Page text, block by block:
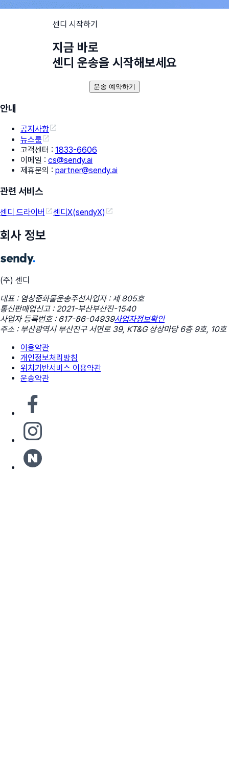
센디 시작하기
지금 바로
센디 운송을 시작해보세요
운송 예약하기
안내
공지사항
뉴스룸
고객센터 : 1833-6606
이메일 : cs@sendy.ai
제휴문의 : partner@sendy.ai
관련 서비스
센디 드라이버 센디X(sendyX)
회사 정보
(주) 센디
대표 : 염상준화물운송주선사업자 : 제 805호
통신판매업신고 : 2021-부산부산진-1540
사업자 등록번호 : 617-86-04939사업자정보확인
주소 : 부산광역시 부산진구 서면로 39, KT&G 상상마당 6층 9호, 10호
이용약관
개인정보처리방침
위치기반서비스 이용약관
운송약관